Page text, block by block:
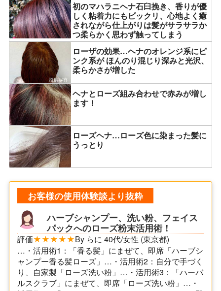
初のマハラニヘナ石臼挽き、香りが優
しく粘着力にもビックリ、心地よく癒
されながら仕上がりは髪がサラサラか
つ柔らかく思わず触ってしまう
ローザの効果…ヘナのオレンジ系にピ
ンク系が ほんのり混じり深みと光沢、
柔らかさが増した
ヘナとローズ組み合わせで赤みが増し
ます！
ローズヘナ…ローズ色に染まった髪に
うっとり
お客様の使用体験談より抜粋
ハーブシャンプー、洗い粉、フェイス
パックへのローズ粉末活用術！
評価★★★★★By らに 40代/女性 (東京都)
…・活用術1：「香る髪」にまぜて、即席「ハーブシ
ャンプー香る髪ローズ」…・活用術2：自分で手づく
り、自家製「ローズ洗い粉」…・活用術3：「ハーバ
ルスクラブ」にまぜて、即席「ローズ洗い粉」…・